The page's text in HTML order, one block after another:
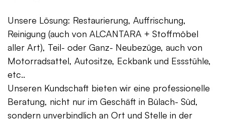
Unsere Lösung: Restaurierung, Auffrischung,
Reinigung (auch von ALCANTARA + Stoffmöbel
aller Art), Teil- oder Ganz- Neubezüge, auch von
Motorradsattel, Autositze, Eckbank und Essstühle,
etc..
Unseren Kundschaft bieten wir eine professionelle
Beratung, nicht nur im Geschäft in Bülach- Süd,
sondern unverbindlich an Ort und Stelle in der